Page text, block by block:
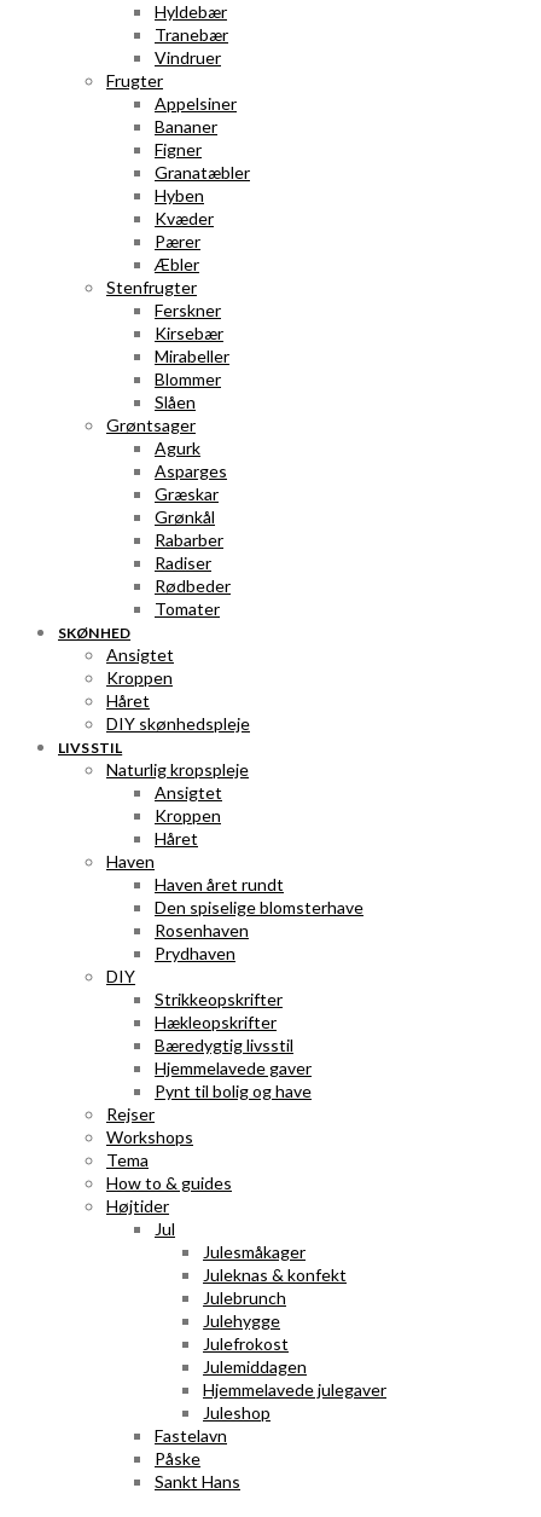
Hyldebær
Tranebær
Vindruer
Frugter
Appelsiner
Bananer
Figner
Granatæbler
Hyben
Kvæder
Pærer
Æbler
Stenfrugter
Ferskner
Kirsebær
Mirabeller
Blommer
Slåen
Grøntsager
Agurk
Asparges
Græskar
Grønkål
Rabarber
Radiser
Rødbeder
Tomater
SKØNHED
Ansigtet
Kroppen
Håret
DIY skønhedspleje
LIVSSTIL
Naturlig kropspleje
Ansigtet
Kroppen
Håret
Haven
Haven året rundt
Den spiselige blomsterhave
Rosenhaven
Prydhaven
DIY
Strikkeopskrifter
Hækleopskrifter
Bæredygtig livsstil
Hjemmelavede gaver
Pynt til bolig og have
Rejser
Workshops
Tema
How to & guides
Højtider
Jul
Julesmåkager
Juleknas & konfekt
Julebrunch
Julehygge
Julefrokost
Julemiddagen
Hjemmelavede julegaver
Juleshop
Fastelavn
Påske
Sankt Hans